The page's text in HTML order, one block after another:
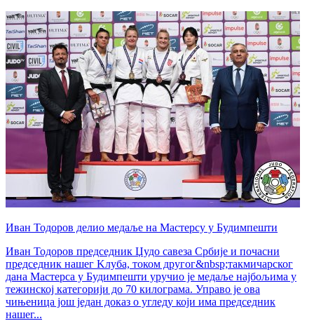
Иван Тодоров делио медаље на Мастерсу у Будимпешти
Иван Тодоров председник Џудо савеза Србије и почасни
председник нашег Kлуба, током другог&nbsp;такмичарског
дана Мастерса у Будимпешти уручио је медаље најбољима у
тежинској категорији до 70 килограма. Управо је ова
чињеница још један доказ о угледу који има председник
нашег...